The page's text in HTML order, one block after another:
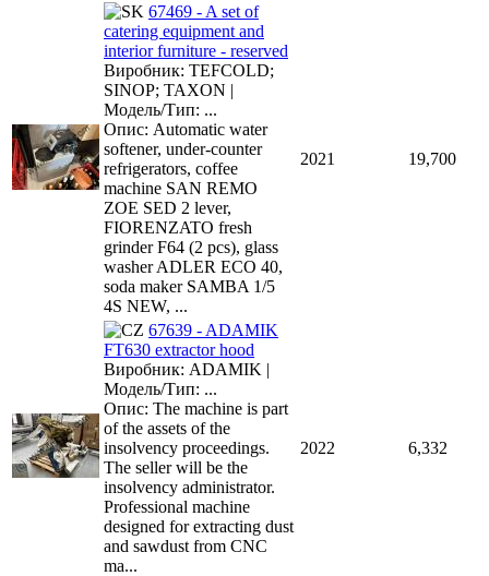
67469 - A set of
catering equipment and
interior furniture - reserved
Виробник: TEFCOLD;
SINOP; TAXON |
Модель/Тип: ...
Опис: Automatic water
softener, under-counter
refrigerators, coffee
machine SAN REMO
ZOE SED 2 lever,
FIORENZATO fresh
grinder F64 (2 pcs), glass
washer ADLER ECO 40,
soda maker SAMBA 1/5
4S NEW, ...
2021 19,700
67639 - ADAMIK
FT630 extractor hood
Виробник: ADAMIK |
Модель/Тип: ...
Опис: The machine is part
of the assets of the
insolvency proceedings.
The seller will be the
insolvency administrator.
Professional machine
designed for extracting dust
and sawdust from CNC
ma...
2022 6,332